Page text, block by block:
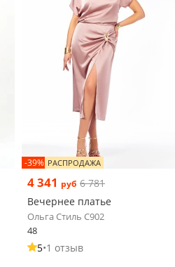
-39% РАСПРОДАЖА
4 341 руб 6 781
Вечернее платье
Ольга Стиль С902
48
5•1 отзыв